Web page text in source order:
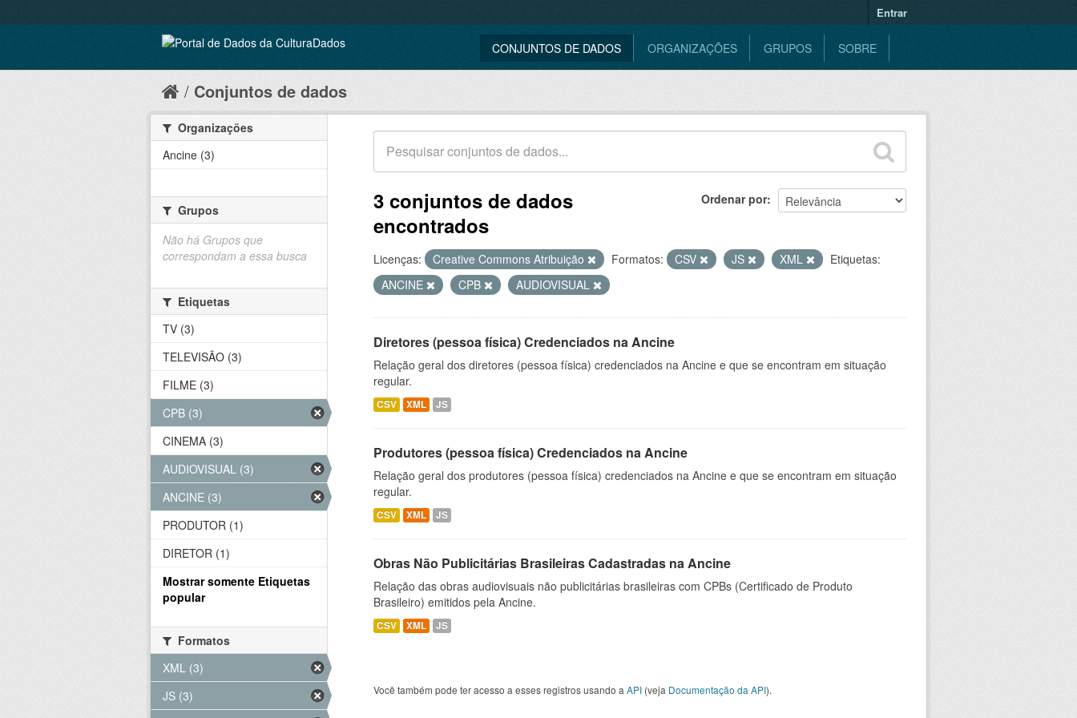
Entrar
CONJUNTOS DE DADOS ORGANIZAÇÕES GRUPOS SOBRE
Conjuntos de dados
Ordenar por
3 conjuntos de dados
encontrados
Licenças: Creative Commons Atribuição Formatos: CSV JS XML
Etiquetas:
ANCINE
CPB AUDIOVISUAL
Diretores (pessoa física) Credenciados na Ancine
Relação geral dos diretores (pessoa física) credenciados na Ancine e que se encontram em situação
regular.
CSV XML JS
Produtores (pessoa física) Credenciados na Ancine
Relação geral dos produtores (pessoa física) credenciados na Ancine e que se encontram em situação
regular.
CSV XML JS
Obras Não Publicitárias Brasileiras Cadastradas na Ancine
Relação das obras audiovisuais não publicitárias brasileiras com CPBs (Certificado de Produto
Brasileiro) emitidos pela Ancine.
CSV XML JS
Você também pode ter acesso a esses registros usando a API (veja Documentação da API).
Organizações
Ancine (3)
Grupos
Não há Grupos que
correspondam a essa busca
Etiquetas
TV (3)
TELEVISÃO (3)
FILME (3)
CPB (3)
CINEMA (3)
AUDIOVISUAL (3)
ANCINE (3)
PRODUTOR (1)
DIRETOR (1)
Mostrar somente Etiquetas
popular
Formatos
XML (3)
JS (3)